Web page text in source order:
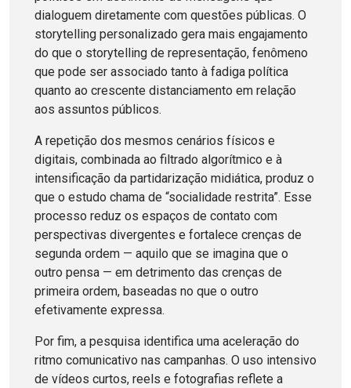
dialoguem diretamente com questões públicas. O
storytelling personalizado gera mais engajamento
do que o storytelling de representação, fenômeno
que pode ser associado tanto à fadiga política
quanto ao crescente distanciamento em relação
aos assuntos públicos.
A repetição dos mesmos cenários físicos e
digitais, combinada ao filtrado algorítmico e à
intensificação da partidarização midiática, produz o
que o estudo chama de “socialidade restrita”. Esse
processo reduz os espaços de contato com
perspectivas divergentes e fortalece crenças de
segunda ordem — aquilo que se imagina que o
outro pensa — em detrimento das crenças de
primeira ordem, baseadas no que o outro
efetivamente expressa.
Por fim, a pesquisa identifica uma aceleração do
ritmo comunicativo nas campanhas. O uso intensivo
de vídeos curtos, reels e fotografias reflete a